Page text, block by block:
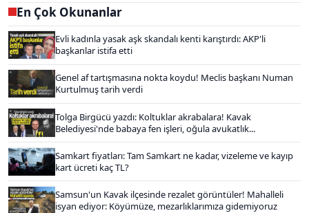
En Çok Okunanlar
Evli kadınla yasak aşk skandalı kenti karıştırdı: AKP'li
başkanlar istifa etti
Genel af tartışmasına nokta koydu! Meclis başkanı Numan
Kurtulmuş tarih verdi
Tolga Birgücü yazdı: Koltuklar akrabalara! Kavak
Belediyesi'nde babaya fen işleri, oğula avukatlık...
Samkart fiyatları: Tam Samkart ne kadar, vizeleme ve kayıp
kart ücreti kaç TL?
Samsun'un Kavak ilçesinde rezalet görüntüler! Mahalleli
isyan ediyor: Köyümüze, mezarlıklarımıza gidemiyoruz